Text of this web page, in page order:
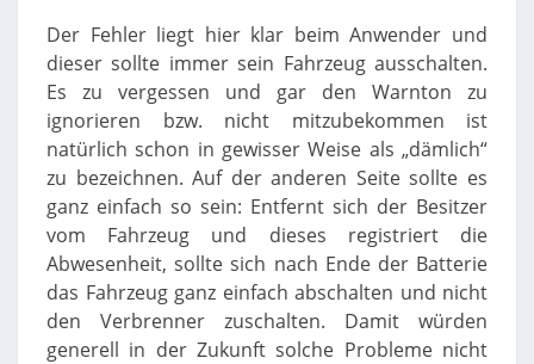
Der Fehler liegt hier klar beim Anwender und
dieser sollte immer sein Fahrzeug ausschalten.
Es zu vergessen und gar den Warnton zu
ignorieren bzw. nicht mitzubekommen ist
natürlich schon in gewisser Weise als „dämlich“
zu bezeichnen. Auf der anderen Seite sollte es
ganz einfach so sein: Entfernt sich der Besitzer
vom Fahrzeug und dieses registriert die
Abwesenheit, sollte sich nach Ende der Batterie
das Fahrzeug ganz einfach abschalten und nicht
den Verbrenner zuschalten. Damit würden
generell in der Zukunft solche Probleme nicht